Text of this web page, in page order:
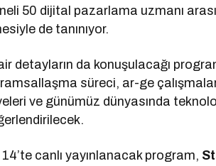
50 dijital pazarlama uzmanı
de tanınıyor.
detayların da konuşulacağı
süreci, ar-ge
ve günümüz dünyasında
canlı yayınlanacak program,